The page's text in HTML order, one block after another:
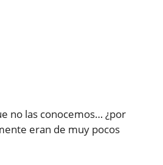
no las conocemos… ¿por
eran de muy pocos